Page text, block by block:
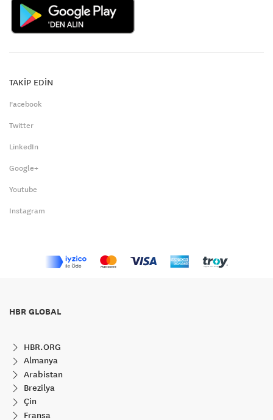
TAKİP EDİN
Facebook
Twitter
LinkedIn
Google+
Youtube
Instagram
HBR GLOBAL
HBR.ORG
Almanya
Arabistan
Brezilya
Çin
Fransa